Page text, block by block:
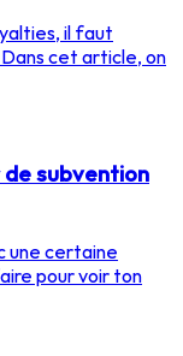
il faut
cet article, on
subvention
une certaine
pour voir ton